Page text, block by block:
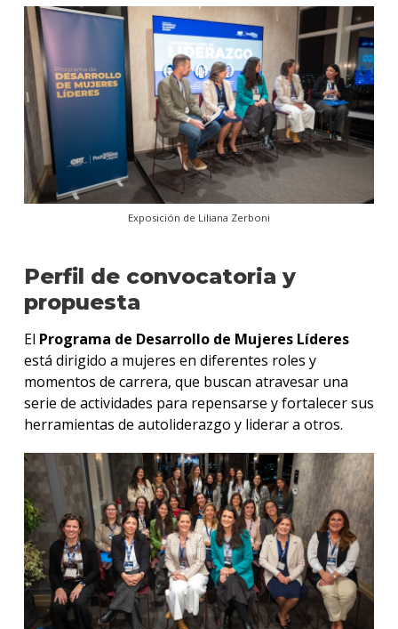
Exposición de Liliana Zerboni
Perfil de convocatoria y
propuesta
El Programa de Desarrollo de Mujeres Líderes
está dirigido a mujeres en diferentes roles y
momentos de carrera, que buscan atravesar una
serie de actividades para repensarse y fortalecer sus
herramientas de autoliderazgo y liderar a otros.